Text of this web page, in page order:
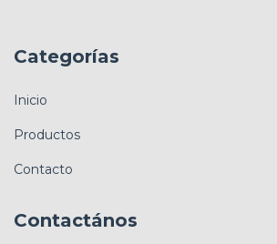
Categorías
Inicio
Productos
Contacto
Contactános